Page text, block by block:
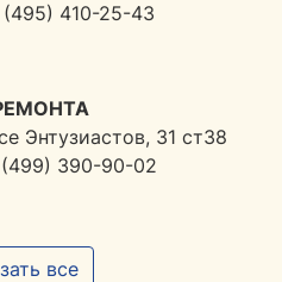
(495) 410-25-43
Энтузиастов, 31 ст38
390-90-02
все